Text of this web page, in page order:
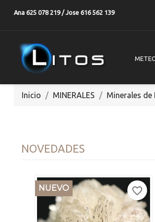
Ana 625 078 219 / Jose 616 562 139
Inicio MINERALES Minerales de
NOVEDADES
NUEVO favorite_border